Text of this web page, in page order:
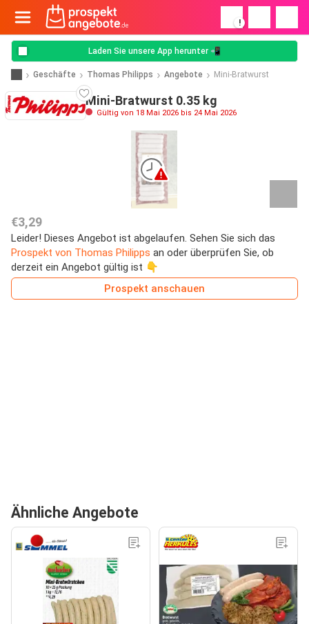
!
Laden Sie unsere App herunter 📲
Geschäfte Thomas Philipps Angebote Mini-Bratwurst
Mini-Bratwurst 0.35 kg
Gültig von 18 Mai 2026 bis 24 Mai 2026
€3,29
Leider! Dieses Angebot ist abgelaufen. Sehen Sie sich das
Prospekt von Thomas Philipps an oder überprüfen Sie, ob
derzeit ein Angebot gültig ist 👇
Prospekt anschauen
Ähnliche Angebote